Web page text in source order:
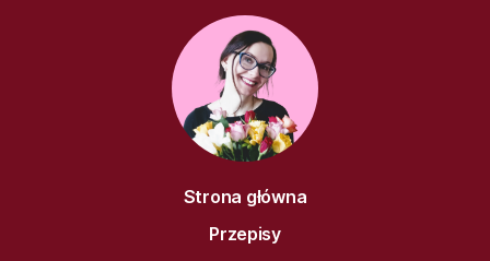
Strona główna
Przepisy